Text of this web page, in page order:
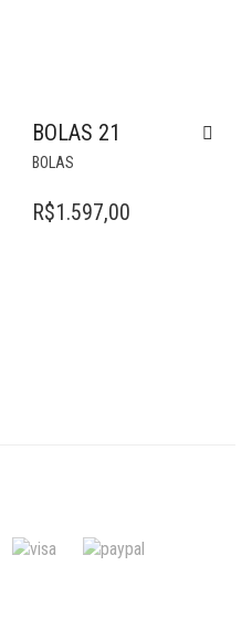
BOLAS 21
BOLAS
R$1.597,00